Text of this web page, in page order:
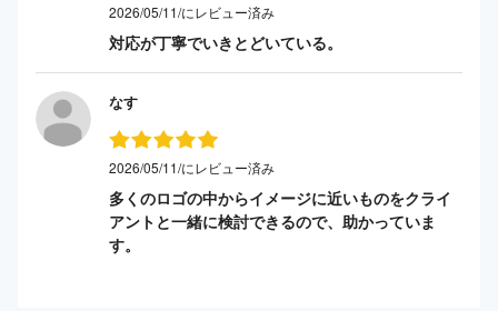
2026/05/11/にレビュー済み
対応が丁寧でいきとどいている。
なす
2026/05/11/にレビュー済み
多くのロゴの中からイメージに近いものをクライ
アントと一緒に検討できるので、助かっていま
す。